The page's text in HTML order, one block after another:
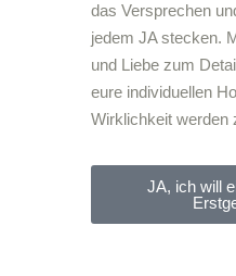
das Versprechen
jedem JA stecken.
und Liebe zum
eure individuellen
Wirklichkeit werden
JA, ich will